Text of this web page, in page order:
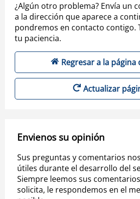
¿Algún otro problema? Envía un
a la dirección que aparece a
pondremos en contacto contigo.
tu paciencia.
Regresar a la página
Actualizar
Envienos su opinión
Sus preguntas y comentarios
útiles durante el desarrollo del
Siempre leemos sus
solicita, le respondemos en el